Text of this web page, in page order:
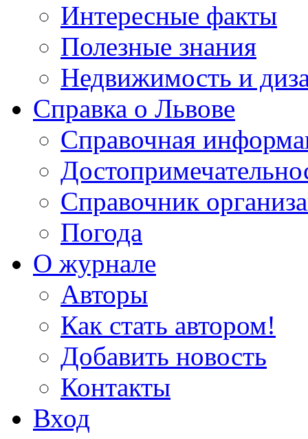
Интересные факты
Полезные знания
Недвижимость и
Справка о Львове
Справочная
Справочник
Погода
О журнале
Авторы
Как стать автором!
Добавить новость
Контакты
Вход